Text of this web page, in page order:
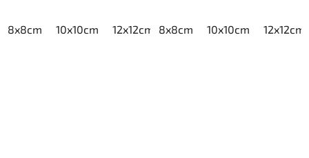
8x8cm 10x10cm 12x12cm 15x15cm 20x20cm
8x8cm 10x10cm 12x12cm